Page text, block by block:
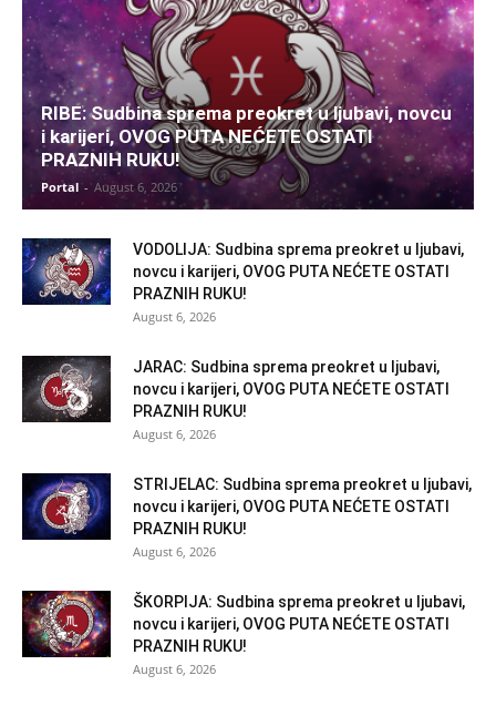
RIBE: Sudbina sprema preokret u ljubavi, novcu
i karijeri, OVOG PUTA NEĆETE OSTATI
PRAZNIH RUKU!
Portal - August 6, 2026
VODOLIJA: Sudbina sprema preokret u ljubavi,
novcu i karijeri, OVOG PUTA NEĆETE OSTATI
PRAZNIH RUKU!
August 6, 2026
JARAC: Sudbina sprema preokret u ljubavi,
novcu i karijeri, OVOG PUTA NEĆETE OSTATI
PRAZNIH RUKU!
August 6, 2026
STRIJELAC: Sudbina sprema preokret u ljubavi,
novcu i karijeri, OVOG PUTA NEĆETE OSTATI
PRAZNIH RUKU!
August 6, 2026
ŠKORPIJA: Sudbina sprema preokret u ljubavi,
novcu i karijeri, OVOG PUTA NEĆETE OSTATI
PRAZNIH RUKU!
August 6, 2026